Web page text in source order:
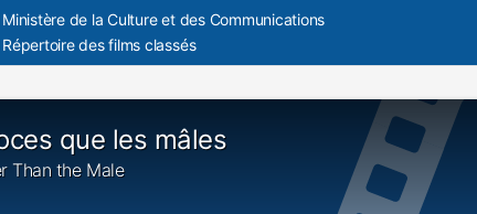
Ministère de la Culture et des Communications
Répertoire des films classés
que les mâles
Than the Male